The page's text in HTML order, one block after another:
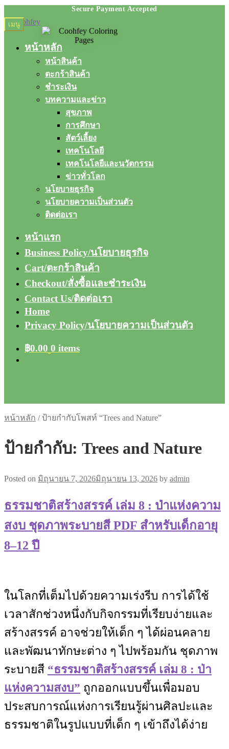
Skip
to
Skip
to
เมนู
หน้าหลัก
หน้าสินค้า
ตะกร้าสินค้า
ชำระเงิน
บทความและข่าว
สุขภาพ
การศึกษา
สัตว์เลี้ยง
เทคโนโลยี
เทคโนโลยีและนวัตกรรม
ข่าวทั่วโลก
นโยบายธุรกิจ
นโยบายความเป็นส่วนตัว
ติดต่อเรา
หน้าแรก
Business Policy/นโยบายธุรกิจ
Cart/ตะกร้าสินค้า
Checkout/สั่งซื้อและชำระเงิน
Contact Us/ติดต่อเรา
Home
Privacy Policy/นโยบายความเป็นส่วนตัว
฿0.00 0 items
หน้าหลัก / ป้ายกำกับโพสท์ “Trees and Nature”
ป้ายกำกับ: Trees and Nature
Posted on มิถุนายน 7, 2026มิถุนายน 13, 2026 by admin
ธรรมชาติสร้างสรรค์ เล่ม 8 : ป่าแห่งความ
สงบ ชุดภาพระบายสี PDF สำหรับเด็กอายุ
8–12 ปี
ในโลกที่เต็มไปด้วยความเร่งรีบ การได้ใช้
เวลาสักช่วงหนึ่งกับกิจกรรมที่เรียบง่ายและ
สร้างสรรค์ อาจช่วยให้เด็ก ๆ ได้ผ่อนคลาย
และพัฒนาทักษะต่าง ๆ ไปพร้อมกัน ชุดภาพ
ระบายสี “ธรรมชาติสร้างสรรค์ เล่ม 8 : ป่า
แห่งความสงบ” ถูกออกแบบขึ้นเพื่อมอบ
ประสบการณ์แห่งการเรียนรู้ผ่านศิลปะและ
ธรรมชาติในรูปแบบที่เด็ก ๆ เข้าถึงได้ง่าย